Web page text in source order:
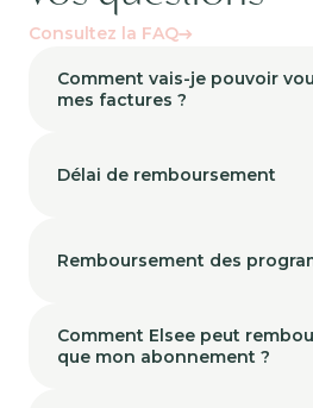
Consultez la FAQ
Comment vais-je pouvoir
mes factures ?
Délai de remboursement
Remboursement des
Comment Elsee peut
que mon abonnement ?